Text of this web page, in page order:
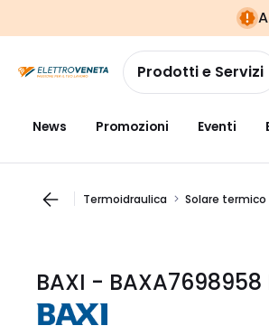
navigazionealla
pagina
Prodotti e Servizi
News Promozioni Eventi
Termoidraulica Solare termico
BAXI - BAXA7698958